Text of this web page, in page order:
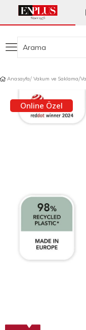
Anasayfa Vakum ve Saklama
Online Özel